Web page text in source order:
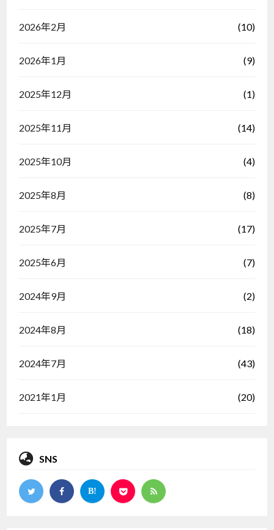
2026年2月 (10)
2026年1月 (9)
2025年12月 (1)
2025年11月 (14)
2025年10月 (4)
2025年8月 (8)
2025年7月 (17)
2025年6月 (7)
2024年9月 (2)
2024年8月 (18)
2024年7月 (43)
2021年1月 (20)
SNS